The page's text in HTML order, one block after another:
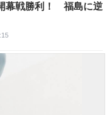
幕戦勝利！ 福島に逆